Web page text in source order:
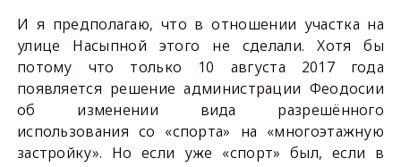
И я предполагаю, что в отношении участка на
улице Насыпной этого не сделали. Хотя бы
потому что только 10 августа 2017 года
появляется решение администрации Феодосии
об изменении вида разрешённого
использования со «спорта» на «многоэтажную
застройку». Но если уже «спорт» был, если в